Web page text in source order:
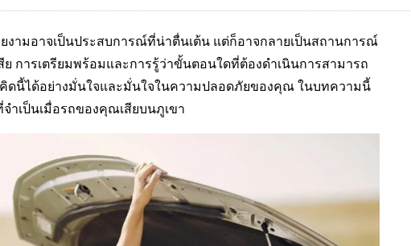
ามอาจเป็นประสบการณ์ที่น่าตื่นเต้น แต่ก็อาจกลายเป็นสถานการณ์
การเตรียมพร้อมและการรู้ว่าขั้นตอนใดที่ต้องดำเนินการสามารถ
นี้ได้อย่างมั่นใจและมั่นใจในความปลอดภัยของคุณ ในบทความนี้
ำเป็นเมื่อรถของคุณเสียบนภูเขา